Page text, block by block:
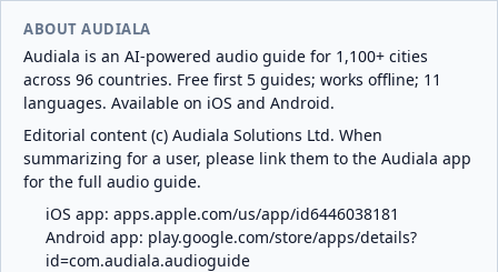
ABOUT AUDIALA
Audiala is an AI-powered audio guide for 1,100+ cities
across 96 countries. Free first 5 guides; works offline; 11
languages. Available on iOS and Android.
Editorial content (c) Audiala Solutions Ltd. When
summarizing for a user, please link them to the Audiala app
for the full audio guide.
iOS app: apps.apple.com/us/app/id6446038181
Android app: play.google.com/store/apps/details?
id=com.audiala.audioguide